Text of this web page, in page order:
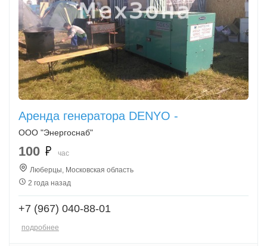
Аренда генератора DENYO -
ООО "Энергоснаб"
100
час
Люберцы, Московская область
2 года назад
+7 (967) 040-88-01
подробнее